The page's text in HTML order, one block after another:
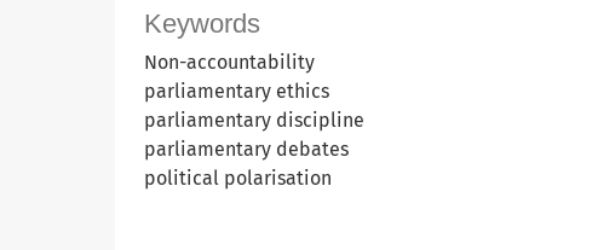
Keywords
Non-accountability
parliamentary ethics
parliamentary discipline
parliamentary debates
political polarisation